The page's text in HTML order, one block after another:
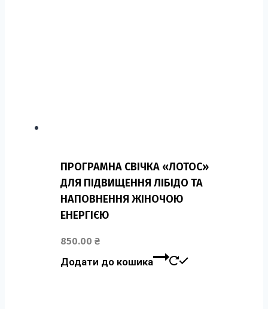
ПРОГРАМНА СВІЧКА «ЛОТОС»
ДЛЯ ПІДВИЩЕННЯ ЛІБІДО ТА
НАПОВНЕННЯ ЖІНОЧОЮ
ЕНЕРГІЄЮ
850.00 ₴
Додати до кошика